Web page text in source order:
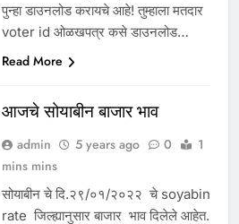
पुन्हा डाउनलोड करायचे आहे! तुम्हाला मतदार
voter id ओळखपत्र कसे डाउनलोड…
Read More
आजचे सोयाबीन बाजार भाव
admin 5 years ago 0
1
mins mins
सोयाबीन चे दि.२९/०१/२०२२ चे soyabin
rate जिल्ह्यानुसार बाजार भाव दिलेले आहेत.